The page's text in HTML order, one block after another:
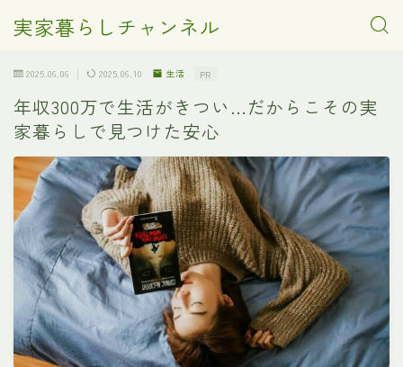
実家暮らしチャンネル
2025.06.06 2025.06.10 生活 PR
年収300万で生活がきつい…だからこその実
家暮らしで見つけた安心